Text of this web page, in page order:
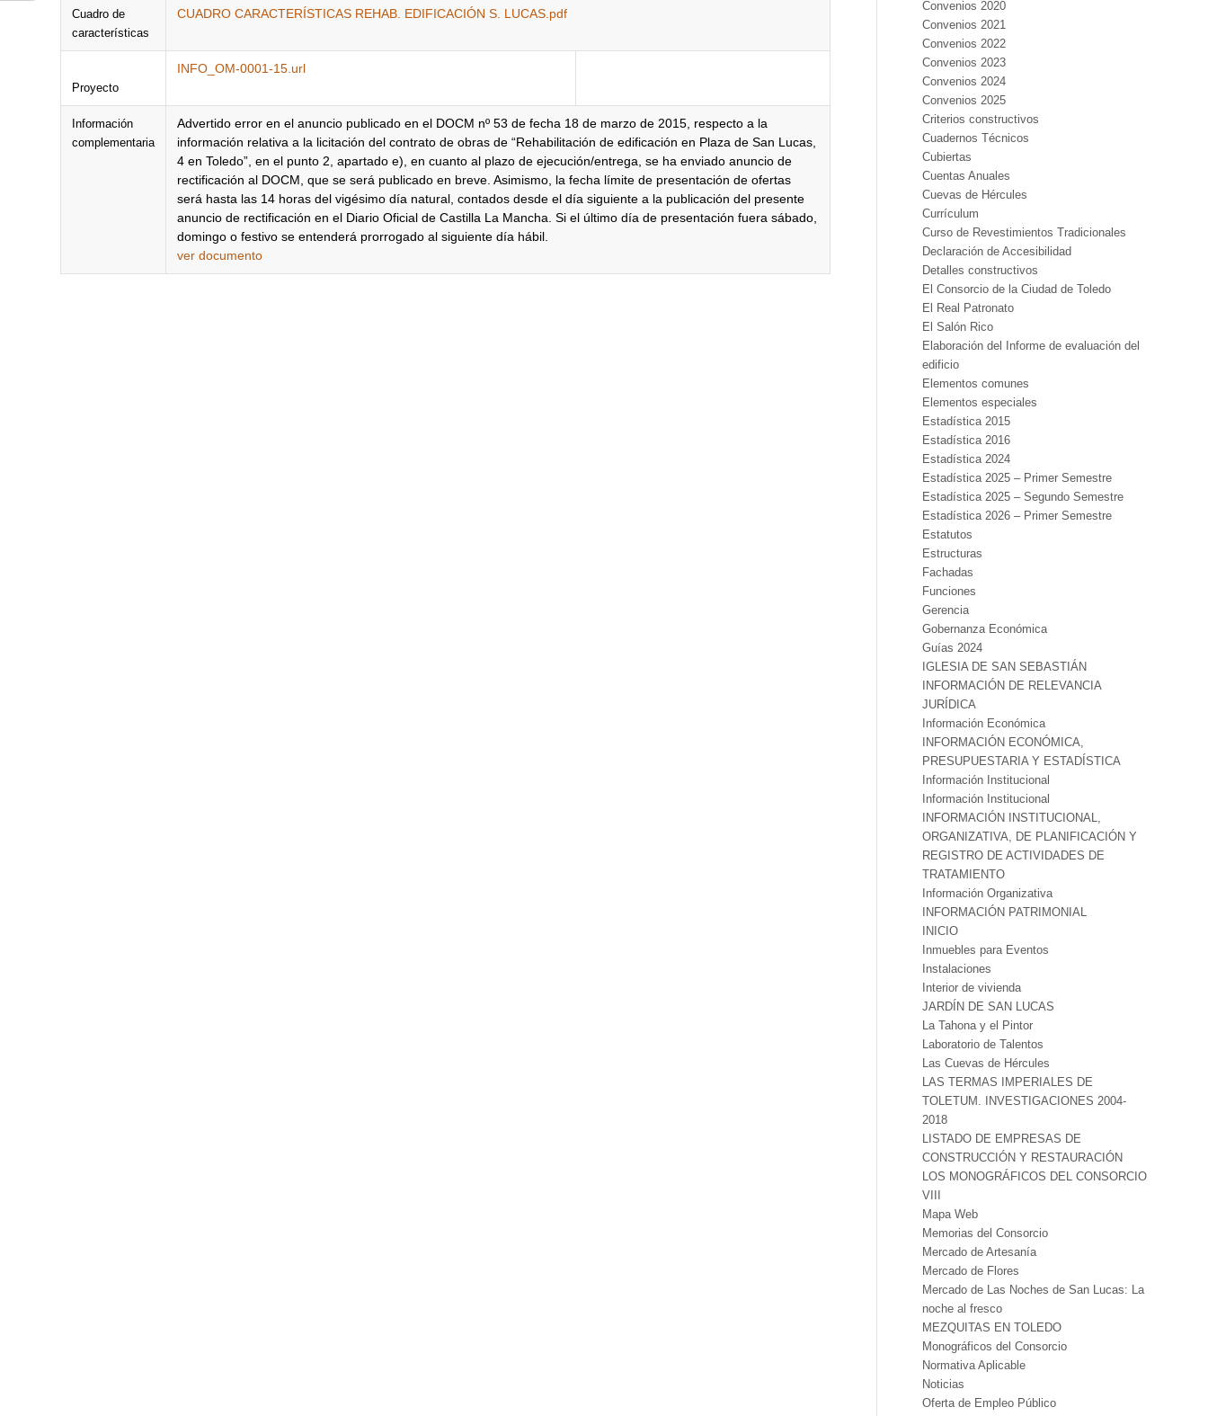
Cuadro de
características
CUADRO CARACTERÍSTICAS REHAB. EDIFICACIÓN S. LUCAS.pdf
Proyecto
INFO_OM-0001-15.url
Información
complementaria
Advertido error en el anuncio publicado en el DOCM nº 53 de fecha 18 de marzo de 2015, respecto a la
información relativa a la licitación del contrato de obras de “Rehabilitación de edificación en Plaza de San Lucas,
4 en Toledo”, en el punto 2, apartado e), en cuanto al plazo de ejecución/entrega, se ha enviado anuncio de
rectificación al DOCM, que se será publicado en breve. Asimismo, la fecha límite de presentación de ofertas
será hasta las 14 horas del vigésimo día natural, contados desde el día siguiente a la publicación del presente
anuncio de rectificación en el Diario Oficial de Castilla La Mancha. Si el último día de presentación fuera sábado,
domingo o festivo se entenderá prorrogado al siguiente día hábil.
ver documento
Convenios 2020
Convenios 2021
Convenios 2022
Convenios 2023
Convenios 2024
Convenios 2025
Criterios constructivos
Cuadernos Técnicos
Cubiertas
Cuentas Anuales
Cuevas de Hércules
Currículum
Curso de Revestimientos Tradicionales
Declaración de Accesibilidad
Detalles constructivos
El Consorcio de la Ciudad de Toledo
El Real Patronato
El Salón Rico
Elaboración del Informe de evaluación del
edificio
Elementos comunes
Elementos especiales
Estadística 2015
Estadística 2016
Estadística 2024
Estadística 2025 – Primer Semestre
Estadística 2025 – Segundo Semestre
Estadística 2026 – Primer Semestre
Estatutos
Estructuras
Fachadas
Funciones
Gerencia
Gobernanza Económica
Guías 2024
IGLESIA DE SAN SEBASTIÁN
INFORMACIÓN DE RELEVANCIA
JURÍDICA
Información Económica
INFORMACIÓN ECONÓMICA,
PRESUPUESTARIA Y ESTADÍSTICA
Información Institucional
Información Institucional
INFORMACIÓN INSTITUCIONAL,
ORGANIZATIVA, DE PLANIFICACIÓN Y
REGISTRO DE ACTIVIDADES DE
TRATAMIENTO
Información Organizativa
INFORMACIÓN PATRIMONIAL
INICIO
Inmuebles para Eventos
Instalaciones
Interior de vivienda
JARDÍN DE SAN LUCAS
La Tahona y el Pintor
Laboratorio de Talentos
Las Cuevas de Hércules
LAS TERMAS IMPERIALES DE
TOLETUM. INVESTIGACIONES 2004-
2018
LISTADO DE EMPRESAS DE
CONSTRUCCIÓN Y RESTAURACIÓN
LOS MONOGRÁFICOS DEL CONSORCIO
VIII
Mapa Web
Memorias del Consorcio
Mercado de Artesanía
Mercado de Flores
Mercado de Las Noches de San Lucas: La
noche al fresco
MEZQUITAS EN TOLEDO
Monográficos del Consorcio
Normativa Aplicable
Noticias
Oferta de Empleo Público